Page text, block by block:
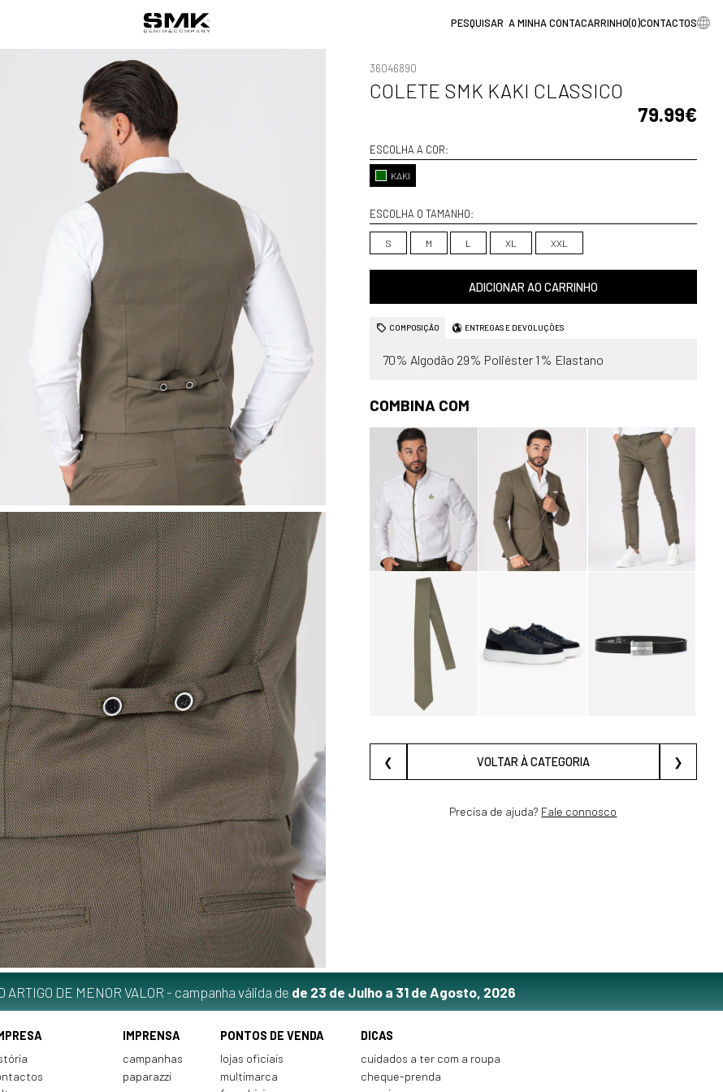
A MINHA CONTACARRINHO(0)CONTACTOS
36046890
COLETE SMK KAKI CLASSICO
79.99€
ESCOLHA A COR:
KAKI
ESCOLHA O TAMANHO:
S M L XL XXL
ADICIONAR AO CARRINHO
COMPOSIÇÃO ENTREGAS E DEVOLUÇÕES
70% Algodão 29% Poliéster 1% Elastano
COMBINA COM
❮ VOLTAR À CATEGORIA ❯
Precisa de ajuda? Fale connosco
ARTIGO DE MENOR VALOR - campanha válida de de 23 de Julho a 31 de Agosto, 2026
IMPRENSA
campanhas
paparazzi
PONTOS DE VENDA
lojas oficiais
multimarca
DICAS
cuidados a ter com a roupa
cheque-prenda